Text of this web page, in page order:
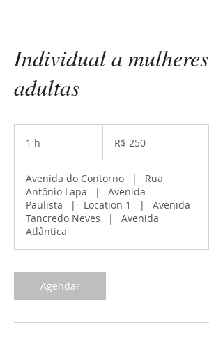
Individual a mulheres
adultas
1 h
brasileiros
R$ 250
Avenida do Contorno |
Rua
Antônio Lapa
|
Avenida
Paulista
| Location 1 |
Avenida
Tancredo Neves
|
Avenida
Atlântica
Agendar